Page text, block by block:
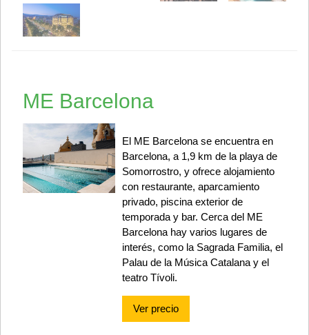
ME Barcelona
El ME Barcelona se encuentra en
Barcelona, a 1,9 km de la playa de
Somorrostro, y ofrece alojamiento
con restaurante, aparcamiento
privado, piscina exterior de
temporada y bar. Cerca del ME
Barcelona hay varios lugares de
interés, como la Sagrada Familia, el
Palau de la Música Catalana y el
teatro Tívoli.
Ver precio